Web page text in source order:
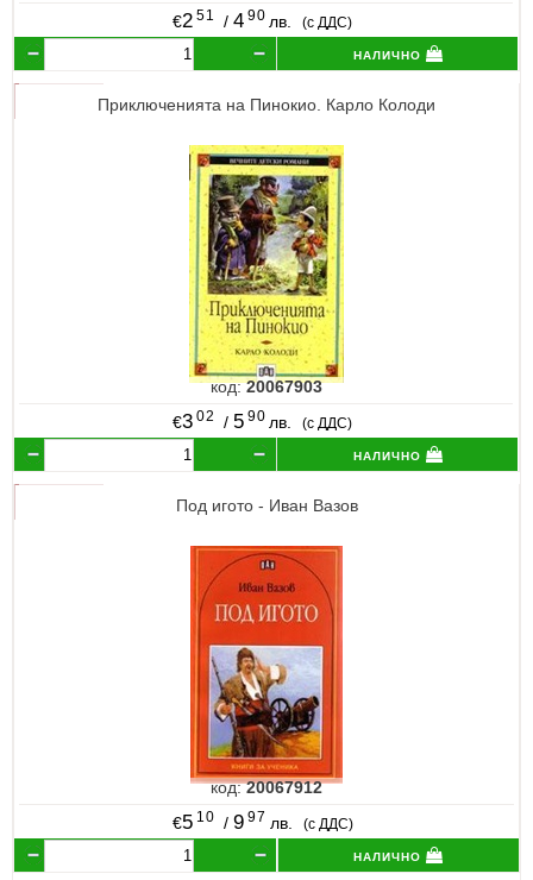
€2 51 / 4 90 лв. (с ДДС)
налично
Приключенията на Пинокио. Карло Колоди
код:20067903
€3 02 / 5 90 лв. (с ДДС)
налично
Под игото - Иван Вазов
код:20067912
€5 10 /9 97 лв. (с ДДС)
налично